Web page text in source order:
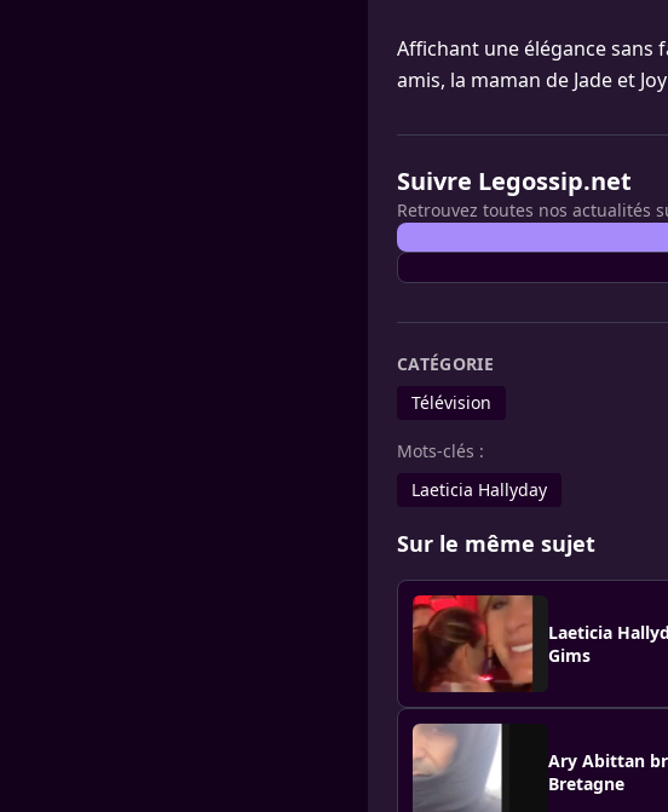
Affichant une élégance sans
amis, la maman de Jade et
Suivre Legossip.net
Retrouvez toutes nos actualités
CATÉGORIE
Télévision
Mots-clés :
Laeticia Hallyday
Sur le même sujet
Laeticia
Gims
Ary Abittan
Bretagne